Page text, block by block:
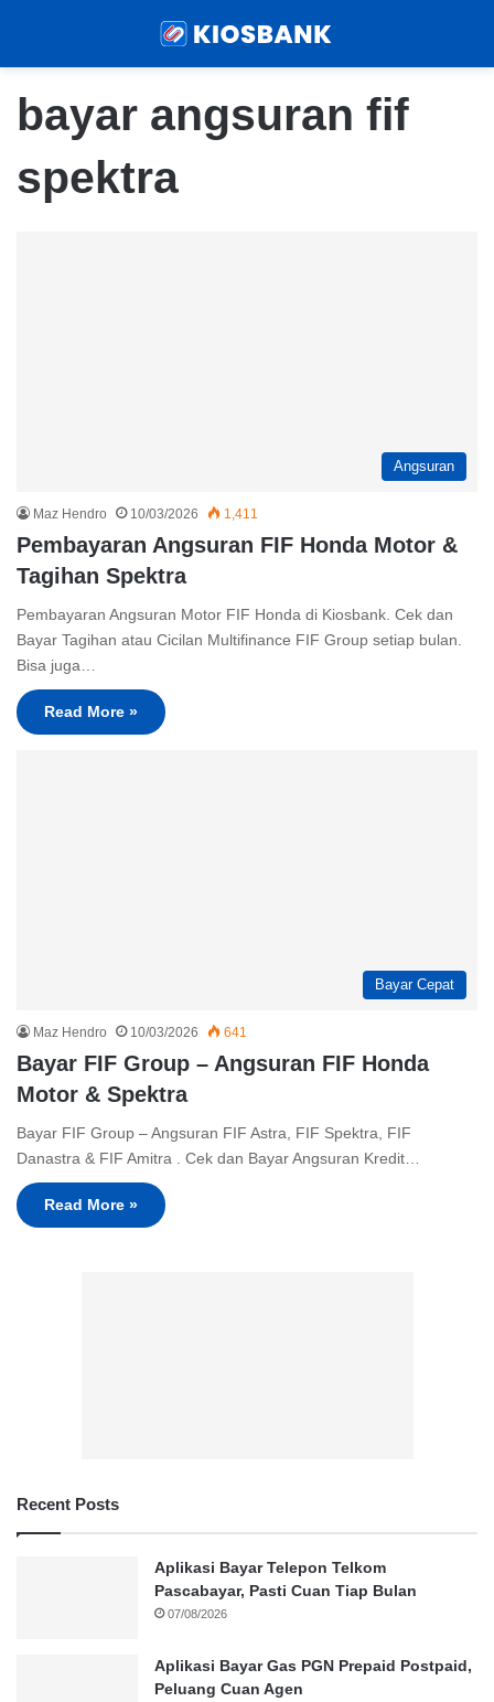
bayar angsuran fif
spektra
Angsuran
Maz Hendro 10/03/2026 1,411
Pembayaran Angsuran FIF Honda Motor &
Tagihan Spektra
Pembayaran Angsuran Motor FIF Honda di Kiosbank. Cek dan
Bayar Tagihan atau Cicilan Multifinance FIF Group setiap bulan.
Bisa juga…
Read More »
Bayar Cepat
Maz Hendro 10/03/2026 641
Bayar FIF Group – Angsuran FIF Honda
Motor & Spektra
Bayar FIF Group – Angsuran FIF Astra, FIF Spektra, FIF
Danastra & FIF Amitra . Cek dan Bayar Angsuran Kredit…
Read More »
Recent Posts
Aplikasi Bayar Telepon Telkom
Pascabayar, Pasti Cuan Tiap Bulan
07/08/2026
Aplikasi Bayar Gas PGN Prepaid Postpaid,
Peluang Cuan Agen